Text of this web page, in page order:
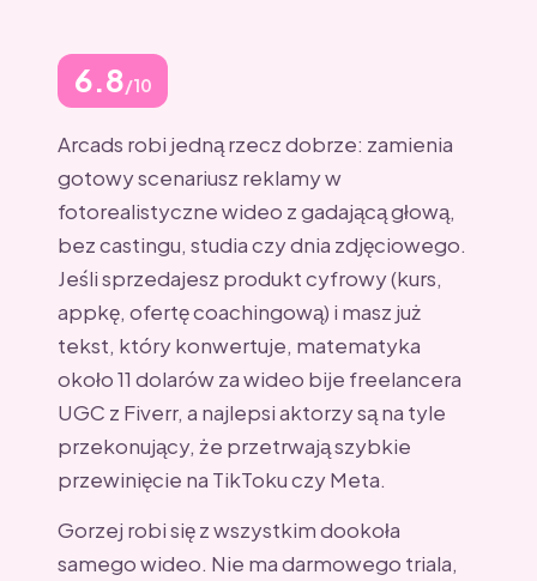
6.8/10
Arcads robi jedną rzecz dobrze: zamienia
gotowy scenariusz reklamy w
fotorealistyczne wideo z gadającą głową,
bez castingu, studia czy dnia zdjęciowego.
Jeśli sprzedajesz produkt cyfrowy (kurs,
appkę, ofertę coachingową) i masz już
tekst, który konwertuje, matematyka
około 11 dolarów za wideo bije freelancera
UGC z Fiverr, a najlepsi aktorzy są na tyle
przekonujący, że przetrwają szybkie
przewinięcie na TikToku czy Meta.
Gorzej robi się z wszystkim dookoła
samego wideo. Nie ma darmowego triala,